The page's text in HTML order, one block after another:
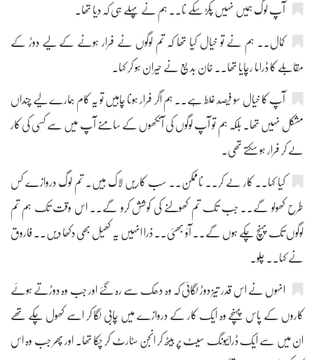
آپ لوگ ہمیں نہیں پکڑ سکے نا۔۔ ہم نے پہلے ہی کہ دیا تھا۔
کمال۔۔ ہم نے تو خیال کیا تھا کہ تم لوگوں نے فرار ہونے کے لیے دوڑ کے
مقابلے کا ڈراما رچایا تھا۔۔ خان بدیع نے حیران ہو کر کہا۔
آپ کا خیال سو فیصد غلط ہے۔۔ ہم اگر فرار ہونا چاہیں تو یہ کام ہمارے لیے چنداں
مشکل نہیں تھا۔ بلکہ ہم تو آپ لوگوں کی آنکھوں کے سامنے آپ میں سے کسی کی کار
لے کر فرار ہو سکتے تھی۔
کیا کہا۔۔ کار لے کر۔۔ ناممکن۔۔ سب کاریں لاک ہیں۔ تم لوگ دروازے کس
طرح کھولو گے۔۔ جب تک تم کھولنے کی کوشش کرو گے۔۔ اس وقت تک ہم تم
لوگوں تک پہنچ چکے ہوں گے۔۔ آؤ بھئی۔۔ ذرا انہیں یہ کھیل بھی دکھا دیں۔۔ فاروق
نے کہا۔۔ چلو۔
انہوں نے اس قدر تیز دوڑ لگائی کہ وہ دھک سے رہ گئے اور جب وہ دوڑتے ہوئے
کاروں کے پاس پہنچے وہ ایک کار کے دروازے میں چابی لگا کر اسے کھول چکے تھے
ان میں سے ایک ڈرائیونگ سیٹ پر بیٹھ کر انجن سٹارٹ کر چکا تھا۔ اور پھر جب وہ اس